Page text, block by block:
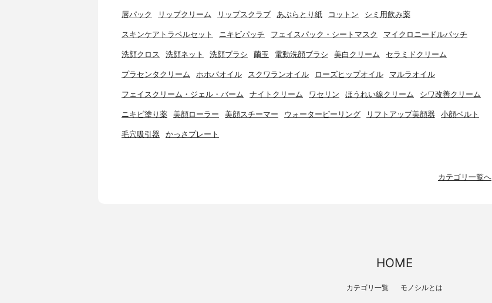
唇パック リップクリーム リップスクラブ あぶらとり紙 コットン シミ用飲み薬
スキンケアトラベルセット ニキビパッチ フェイスパック・シートマスク マイクロニードルパッチ
洗顔クロス 洗顔ネット 洗顔ブラシ 繭玉 電動洗顔ブラシ 美白クリーム セラミドクリーム
プラセンタクリーム ホホバオイル スクワランオイル ローズヒップオイル マルラオイル
フェイスクリーム・ジェル・バーム ナイトクリーム ワセリン ほうれい線クリーム シワ改善クリーム
ニキビ塗り薬 美顔ローラー 美顔スチーマー ウォーターピーリング リフトアップ美顔器 小顔ベルト
毛穴吸引器 かっさプレート
カテゴリ一覧へ
HOME
カテゴリ一覧 モノシルとは